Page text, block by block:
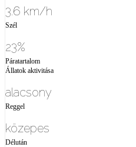
3.6 km/h
Szél
23%
Páratartalom
Állatok aktivitása
alacsony
Reggel
közepes
Délután